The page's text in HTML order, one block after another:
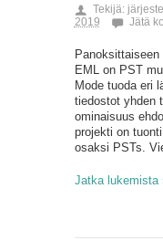
Tekijä:
2019
Jätä
EML on PST
Mode tuoda eri
tiedostot yhden
ominaisuus
projekti on
osaksi PSTs.
Jatka lukemista